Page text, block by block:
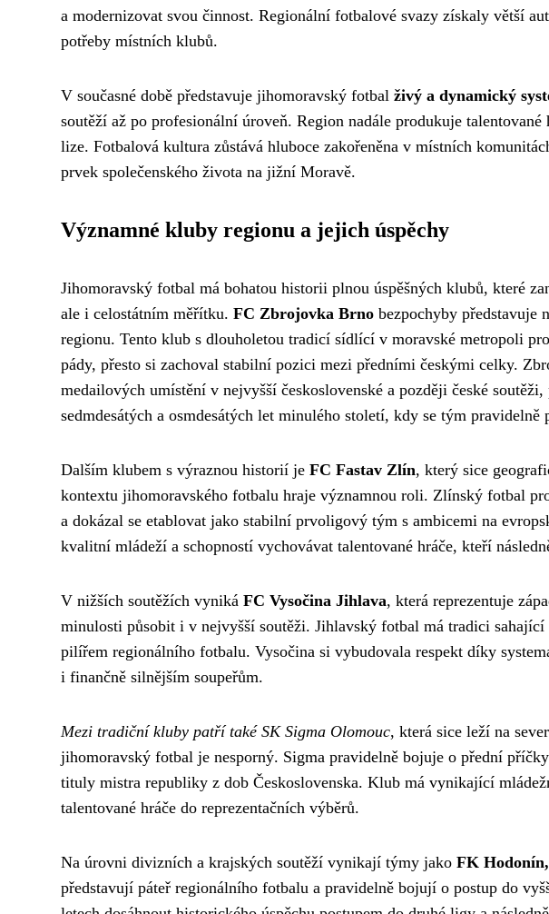
a modernizovat svou činnost. Regionální fotbalové svazy získaly větší
potřeby místních klubů.
V současné době představuje jihomoravský fotbal živý a dynamický
soutěží až po profesionální úroveň. Region nadále produkuje
lize. Fotbalová kultura zůstává hluboce zakořeněna v místních
prvek společenského života na jižní Moravě.
Významné kluby regionu a jejich úspěchy
Jihomoravský fotbal má bohatou historii plnou úspěšných klubů, které
ale i celostátním měřítku. FC Zbrojovka Brno bezpochyby představuje
regionu. Tento klub s dlouholetou tradicí sídlící v moravské metropoli
pády, přesto si zachoval stabilní pozici mezi předními českými celky.
medailových umístění v nejvyšší československé a později české soutěži,
sedmdesátých a osmdesátých let minulého století, kdy se tým
Dalším klubem s výraznou historií je FC Fastav Zlín, který sice
kontextu jihomoravského fotbalu hraje významnou roli. Zlínský fotbal
a dokázal se etablovat jako stabilní prvoligový tým s ambicemi na
kvalitní mládeží a schopností vychovávat talentované hráče, kteří
V nižších soutěžích vyniká FC Vysočina Jihlava, která reprezentuje
minulosti působit i v nejvyšší soutěži. Jihlavský fotbal má tradici
pilířem regionálního fotbalu. Vysočina si vybudovala respekt díky
i finančně silnějším soupeřům.
Mezi tradiční kluby patří také SK Sigma Olomouc, která sice leží na
jihomoravský fotbal je nesporný. Sigma pravidelně bojuje o přední
tituly mistra republiky z dob Československa. Klub má vynikající
talentované hráče do reprezentačních výběrů.
Na úrovni divizních a krajských soutěží vynikají týmy jako FK
představují páteř regionálního fotbalu a pravidelně bojují o postup do